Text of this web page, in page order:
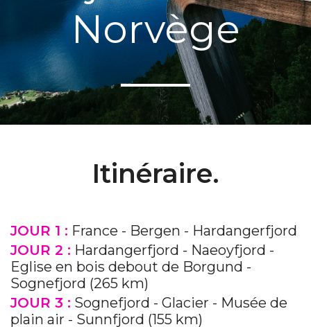
Norvège
Itinéraire.
JOUR 1 : France - Bergen - Hardangerfjord
JOUR 2 : Hardangerfjord - Naeoyfjord -
Eglise en bois debout de Borgund -
Sognefjord (265 km)
JOUR 3 : Sognefjord - Glacier - Musée de
plain air - Sunnfjord (155 km)